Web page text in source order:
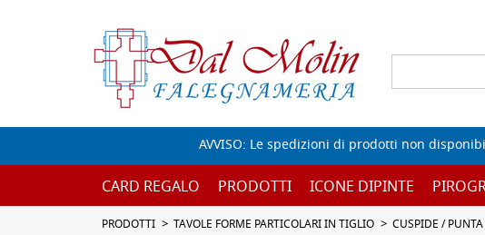
AVVISO: Le spedizioni di prodotti non
CARD REGALO PRODOTTI ICONE DIPINTE
PRODOTTI TAVOLE FORME PARTICOLARI IN TIGLIO CUSPIDE / PUNTA